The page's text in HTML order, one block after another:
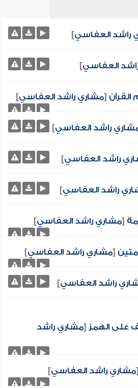
راشد العفاسي]
العفاسي]
القرآن [مشاري راشد العفاسي]
راشد العفاسي]
راشد العفاسي]
راشد العفاسي]
[مشاري راشد العفاسي]
[مشاري راشد العفاسي]
راشد العفاسي]
على الهمز [مشاري راشد
[مشاري راشد العفاسي]